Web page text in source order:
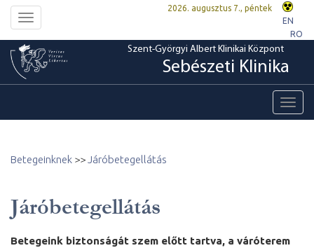
Toggle
navigation
2026. augusztus 7., péntek
EN
RO
Szent-Györgyi Albert Klinikai Központ
Sebészeti Klinika
Betegeinknek >>Járóbetegellátás
Járóbetegellátás
Betegeink biztonságát szem előtt tartva, a váróterem